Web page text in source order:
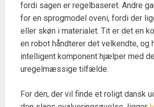
fordi sagen er regelbaseret. Andre
for en sprogmodel oveni, fordi der
eller skøn i materialet. Tit er det en
en robot håndterer det velkendte, og
intelligent komponent hjælper med
uregelmæssige tilfælde.
For den, der vil finde et roligt dansk